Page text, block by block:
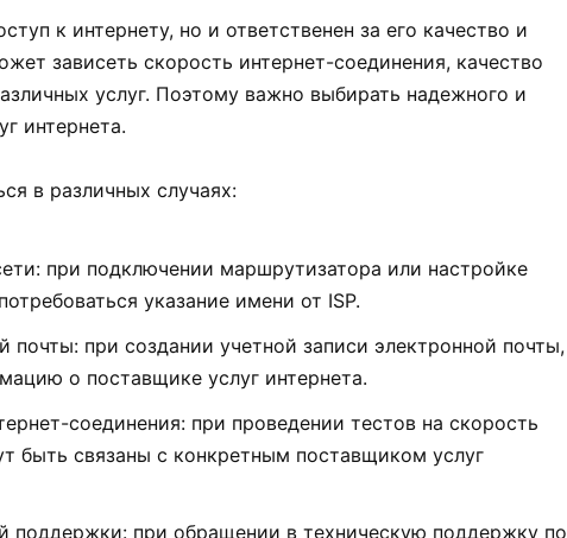
к интернету, но и ответственен за его качество и
зависеть скорость интернет-соединения, качество
услуг. Поэтому важно выбирать надежного и
интернета.
в различных случаях:
при подключении маршрутизатора или настройке
указание имени от ISP.
почты: при создании учетной записи электронной почты,
о поставщике услуг интернета.
соединения: при проведении тестов на скорость
быть связаны с конкретным поставщиком услуг
поддержки: при обращении в техническую поддержку по